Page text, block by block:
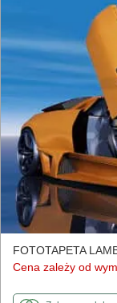
FOTOTAPETA
Cena zależy od